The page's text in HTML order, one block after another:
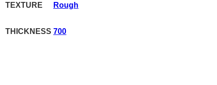
TEXTURE Rough
THICKNESS 700